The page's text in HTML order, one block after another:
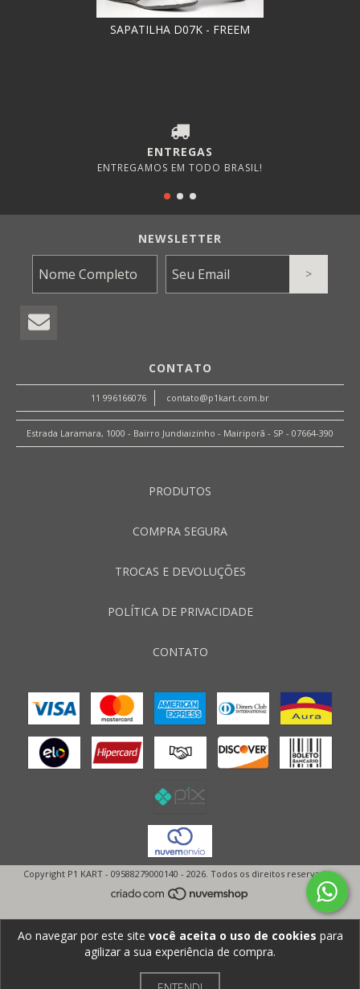
Ao navegar por este site você aceita o uso de cookies para
agilizar a sua experiência de compra.
SAPATILHA D07K - FREEM
ENTREGAS
ENTREGAMOS EM TODO BRASIL!
NEWSLETTER
CONTATO
11 996166076 contato@p1kart.com.br
Estrada Laramara, 1000 - Bairro Jundiaizinho - Mairiporã - SP - 07664-390
PRODUTOS
COMPRA SEGURA
TROCAS E DEVOLUÇÕES
POLÍTICA DE PRIVACIDADE
CONTATO
Copyright P1 KART - 09588279000140 - 2026. Todos os direitos reservados.